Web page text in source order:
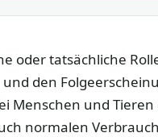
oder tatsächliche
den
Menschen und
normalen